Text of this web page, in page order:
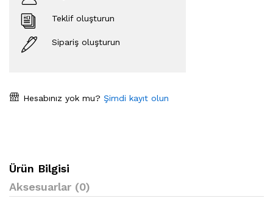
Teklif oluşturun
Sipariş oluşturun
Hesabınız yok mu? Şimdi kayıt olun
Ürün Bilgisi
Aksesuarlar (0)